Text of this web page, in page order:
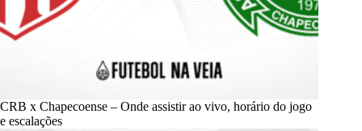
CRB x Chapecoense – Onde assistir ao vivo, horário do jogo
e escalações